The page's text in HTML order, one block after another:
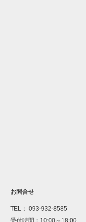
お問合せ
TEL： 093-932-8585
受付時間：10:00～18:00